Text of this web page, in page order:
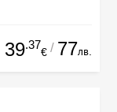
39.37
€ / 77лв.